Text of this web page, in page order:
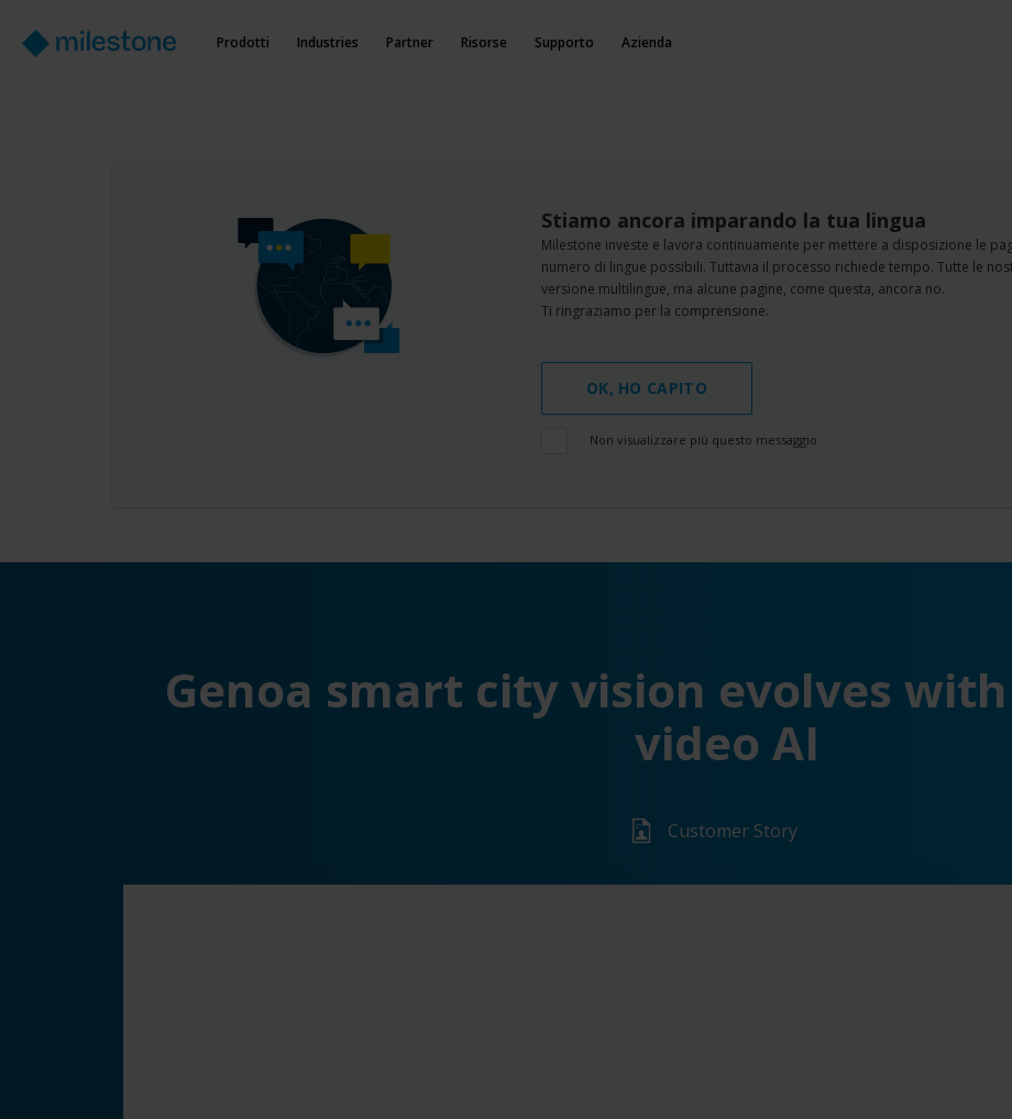
Prodotti Industries Partner Risorse Supporto Azienda
Stiamo ancora imparando la tua lingua
Milestone investe e lavora continuamente per mettere a disposizione le
numero di lingue possibili. Tuttavia il processo richiede tempo. Tutte le
versione multilingue, ma alcune pagine, come questa, ancora no.
Ti ringraziamo per la comprensione.
OK, HO CAPITO
Non visualizzare più questo messaggio
Genoa smart city vision evolves
video AI
Customer Story